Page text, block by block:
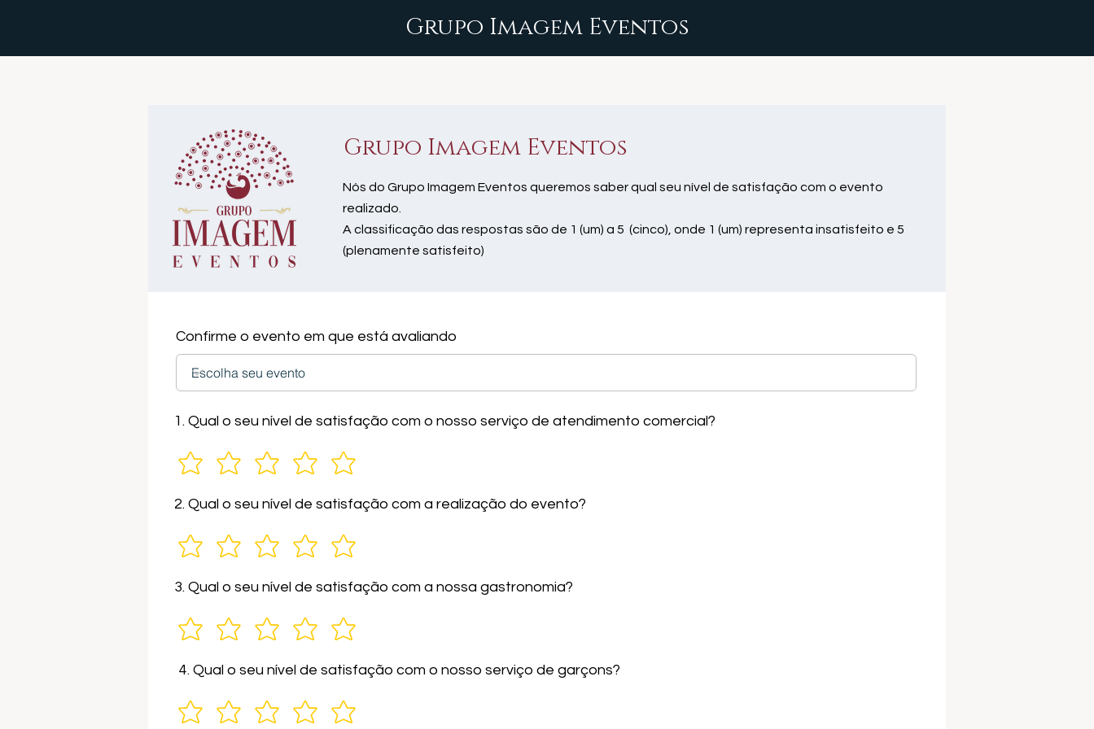
Grupo Imagem Eventos
Grupo Imagem Eventos
Nós do Grupo Imagem Eventos queremos saber qual seu nível de satisfação com o evento
realizado.
A classificação das respostas são de 1 (um) a 5 (cinco), onde 1 (um) representa insatisfeito e 5
(plenamente satisfeito)
Confirme o evento em que está avaliando
1. Qual o seu nível de satisfação com o nosso serviço de atendimento comercial?
2. Qual o seu nível de satisfação com a realização do evento?
3. Qual o seu nível de satisfação com a nossa gastronomia?
4. Qual o seu nível de satisfação com o nosso serviço de garçons?